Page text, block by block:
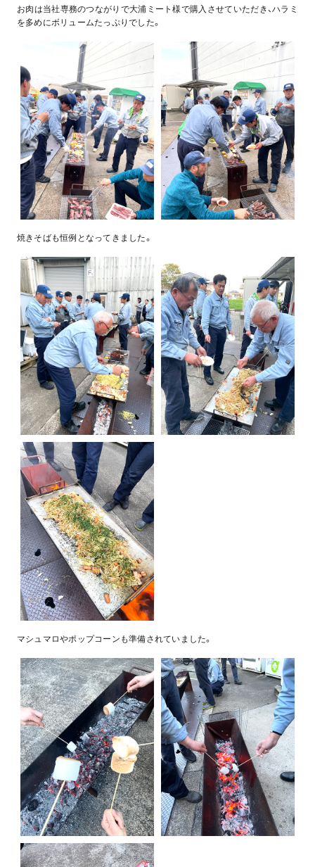
お肉は当社専務のつながりで大浦ミート様で購入させていただき、ハラミ
を多めにボリュームたっぷりでした。
焼きそばも恒例となってきました。
マシュマロやポップコーンも準備されていました。